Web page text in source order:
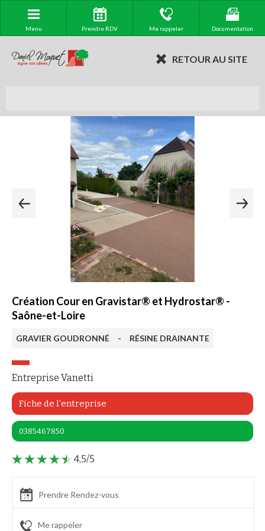
Menu Prendre RDV Me rappeler Documentation
RETOUR AU SITE
Création Cour en Gravistar® et Hydrostar® -
Saône-et-Loire
GRAVIER GOUDRONNÉ - RÉSINE DRAINANTE
Entreprise Vanetti
Fiche de l'entreprise
0385467850
4,5/5
Prendre Rendez-vous
Me rappeler